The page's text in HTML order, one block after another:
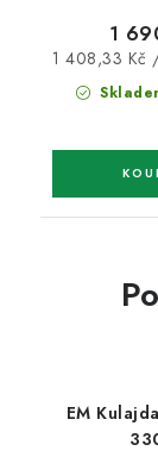
1
Měrná
cena:
1 408,33 Kč
EM